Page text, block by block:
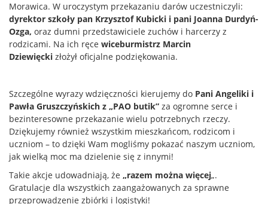
Morawica. W uroczystym przekazaniu darów uczestniczyli:
dyrektor szkoły pan Krzysztof Kubicki i pani Joanna Durdyń-
Ozga, oraz dumni przedstawiciele zuchów i harcerzy z
rodzicami. Na ich ręce wiceburmistrz Marcin
Dziewięcki złożył oficjalne podziękowania.
Szczególne wyrazy wdzięczności kierujemy do Pani Angeliki i
Pawła Gruszczyńskich z „PAO butik” za ogromne serce i
bezinteresowne przekazanie wielu potrzebnych rzeczy.
Dziękujemy również wszystkim mieszkańcom, rodzicom i
uczniom – to dzięki Wam mogliśmy pokazać naszym uczniom,
jak wielką moc ma dzielenie się z innymi!
Takie akcje udowadniają, że „razem można więcej„.
Gratulacje dla wszystkich zaangażowanych za sprawne
przeprowadzenie zbiórki i logistyki!